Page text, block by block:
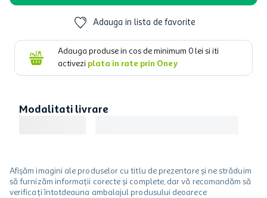
Adauga in lista de favorite
Adauga produse in cos de minimum 0 lei si iti
activezi plata in rate prin Oney
Modalitati livrare
Afișăm imagini ale produselor cu titlu de prezentare și ne străduim
să furnizăm informații corecte și complete, dar vă recomandăm să
verificați întotdeauna ambalajul produsului deoarece